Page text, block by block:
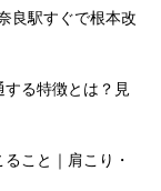
良駅すぐで根本改
る特徴とは？見
こと｜肩こり・